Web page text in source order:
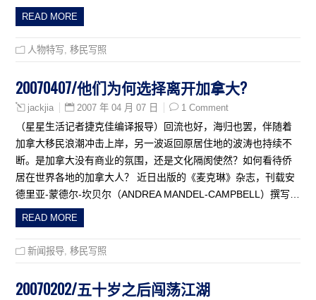
READ MORE
人物特写 ,移民写照
20070407/他们为何选择离开加拿大?
jackjia 2007 年 04 月 07 日 1 Comment
（星星生活记者捷克佳编译报导）回流也好，海归也罢，伴随着
加拿大移民浪潮冲击上岸，另一波返回原居住地的波涛也持续不
断。是加拿大没有商业的氛围，还是文化隔阂使然？如何看待侨
居在世界各地的加拿大人？ 近日出版的《麦克琳》杂志，刊载安
德里亚-蒙德尔-坎贝尔（ANDREA MANDEL-CAMPBELL）撰写…
READ MORE
新闻报导 ,移民写照
20070202/五十岁之后闯荡江湖